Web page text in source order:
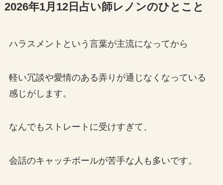
2026年1月12日占い師レノンのひとこと
ハラスメントという言葉が主流になってから
軽い冗談や愛情のある弄りが通じなくなっている
感じがします。
なんでもストレートに受けすぎて、
会話のキャッチボールが苦手な人も多いです。